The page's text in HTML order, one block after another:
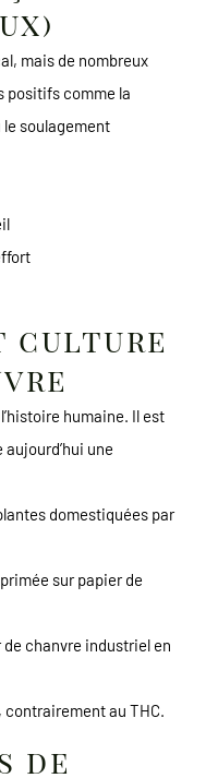
mais de nombreux
positifs comme la
le soulagement
culture
humaine. Il est
une
domestiquées par
sur papier de
chanvre industriel en
contrairement au THC.
de